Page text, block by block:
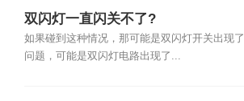
双闪灯一直闪关不了?
如果碰到这种情况，那可能是双闪灯开关出现了
问题，可能是双闪灯电路出现了...